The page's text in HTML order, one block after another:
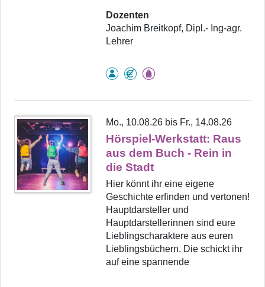
Dozenten
Joachim Breitkopf, Dipl.- Ing-agr.
Lehrer
Mo., 10.08.26 bis Fr., 14.08.26
Hörspiel-Werkstatt: Raus
aus dem Buch - Rein in
die Stadt
Hier könnt ihr eine eigene
Geschichte erfinden und vertonen!
Hauptdarsteller und
Hauptdarstellerinnen sind eure
Lieblingscharaktere aus euren
Lieblingsbüchern. Die schickt ihr
auf eine spannende